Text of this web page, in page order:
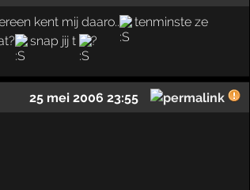
kent mij daaro..
tenminste ze
snap jij t ?
25 mei 2006 23:55